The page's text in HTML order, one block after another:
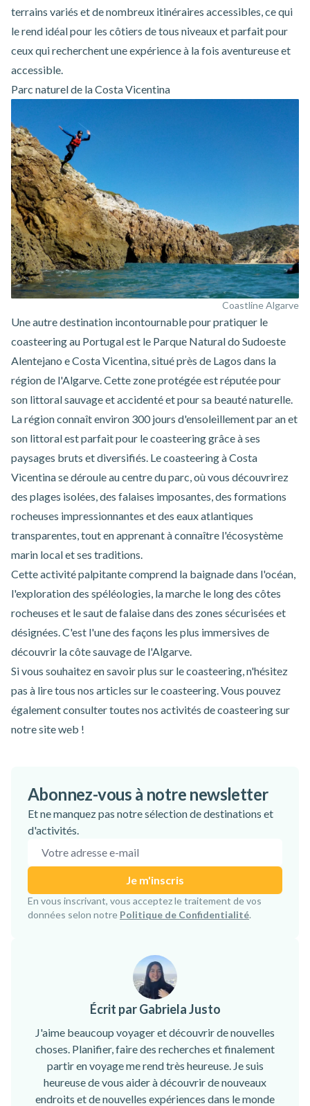
terrains variés et de nombreux itinéraires accessibles, ce qui
le rend idéal pour les côtiers de tous niveaux et parfait pour
ceux qui recherchent une expérience à la fois aventureuse et
accessible.
Parc naturel de la Costa Vicentina
Coastline Algarve
Une autre destination incontournable pour pratiquer le
coasteering au Portugal est le Parque Natural do Sudoeste
Alentejano e Costa Vicentina, situé près de Lagos dans la
région de l'Algarve. Cette zone protégée est réputée pour
son littoral sauvage et accidenté et pour sa beauté naturelle.
La région connaît environ 300 jours d'ensoleillement par an et
son littoral est parfait pour le coasteering grâce à ses
paysages bruts et diversifiés. Lecoasteering à Costa
Vicentinase déroule au centre du parc, où vous découvrirez
des plages isolées, des falaises imposantes, des formations
rocheuses impressionnantes et des eaux atlantiques
transparentes, tout en apprenant à connaître l'écosystème
marin local et ses traditions.
Cette activité palpitante comprend la baignade dans l'océan,
l'exploration des spéléologies, la marche le long des côtes
rocheuses et le saut de falaise dans des zones sécurisées et
désignées. C'est l'une des façons les plus immersives de
découvrir la côte sauvage de l'Algarve.
Si vous souhaitez en savoir plus sur le coasteering, n'hésitez
pas à lire tous nos articles sur le coasteering. Vous pouvez
également consulter toutes nos activités de coasteeringsur
notre site web !
Abonnez-vous à notre newsletter
Et ne manquez pas notre sélection de destinations et
d'activités.
Adresse e-mail
Je m'inscris
Inscription confirmée !
En vous inscrivant, vous acceptez le traitement de vos
données selon notre Politique de Confidentialité.
Écrit par Gabriela Justo
J'aime beaucoup voyager et découvrir de nouvelles
choses. Planifier, faire des recherches et finalement
partir en voyage me rend très heureuse. Je suis
heureuse de vous aider à découvrir de nouveaux
endroits et de nouvelles expériences dans le monde